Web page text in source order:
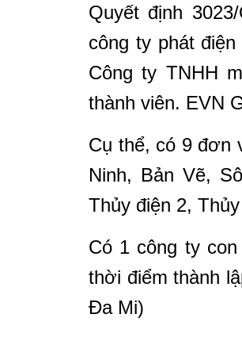
Quyết định
công ty phát
Công ty TNHH
thành viên. EVN
Cụ thể, có 9 đơn
Ninh, Bản Vẽ,
Thủy điện 2,
Có 1 công ty
thời điểm thành
Đa Mi)